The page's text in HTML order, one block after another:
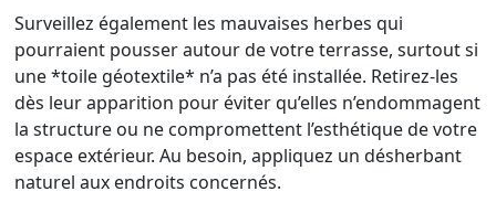
Surveillez également les mauvaises herbes qui
pourraient pousser autour de votre terrasse, surtout si
une *toile géotextile* n’a pas été installée. Retirez-les
dès leur apparition pour éviter qu’elles n’endommagent
la structure ou ne compromettent l’esthétique de votre
espace extérieur. Au besoin, appliquez un désherbant
naturel aux endroits concernés.